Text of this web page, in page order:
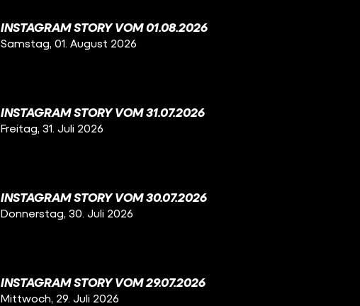
INSTAGRAM STORY VOM 01.08.2026
Samstag, 01. August 2026
INSTAGRAM STORY VOM 31.07.2026
Freitag, 31. Juli 2026
INSTAGRAM STORY VOM 30.07.2026
Donnerstag, 30. Juli 2026
INSTAGRAM STORY VOM 29.07.2026
Mittwoch, 29. Juli 2026